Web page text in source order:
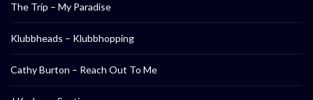
The Trip – My Paradise
Klubbheads – Klubbhopping
Cathy Burton – Reach Out To Me